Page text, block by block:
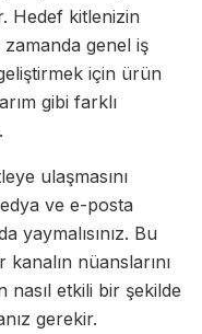
Hedef kitlenizin
zamanda genel iş
için ürün
gibi farklı
ulaşmasını
ve e-posta
yaymalısınız. Bu
nüanslarını
nasıl etkili bir şekilde
gerekir.